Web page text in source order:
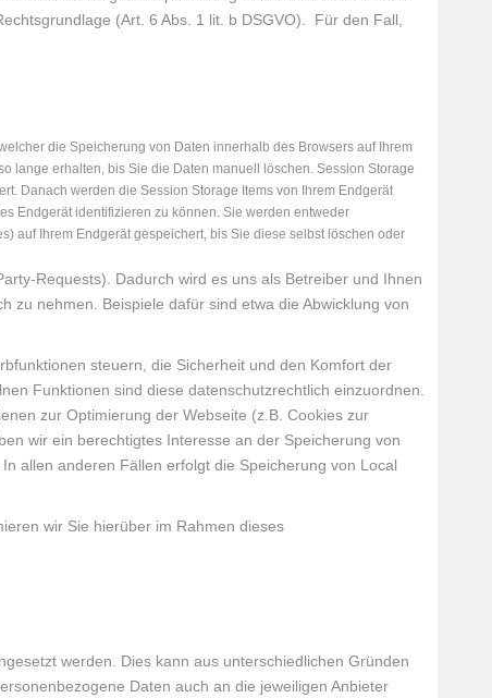
(Art. 6 Abs. 1 lit. b DSGVO). Für den Fall,
die Speicherung von Daten innerhalb des Browsers auf Ihrem
lange erhalten, bis Sie die Daten manuell löschen. Session Storage
Danach werden die Session Storage Items von Ihrem Endgerät
Endgerät identifizieren zu können. Sie werden entweder
auf Ihrem Endgerät gespeichert, bis Sie diese selbst löschen oder
Requests). Dadurch wird es uns als Betreiber und Ihnen
zu nehmen. Beispiele dafür sind etwa die Abwicklung von
steuern, die Sicherheit und den Komfort der
Funktionen sind diese datenschutzrechtlich einzuordnen.
zur Optimierung der Webseite (z.B. Cookies zur
wir ein berechtigtes Interesse an der Speicherung von
allen anderen Fällen erfolgt die Speicherung von Local
wir Sie hierüber im Rahmen dieses
werden. Dies kann aus unterschiedlichen Gründen
Daten auch an die jeweiligen Anbieter